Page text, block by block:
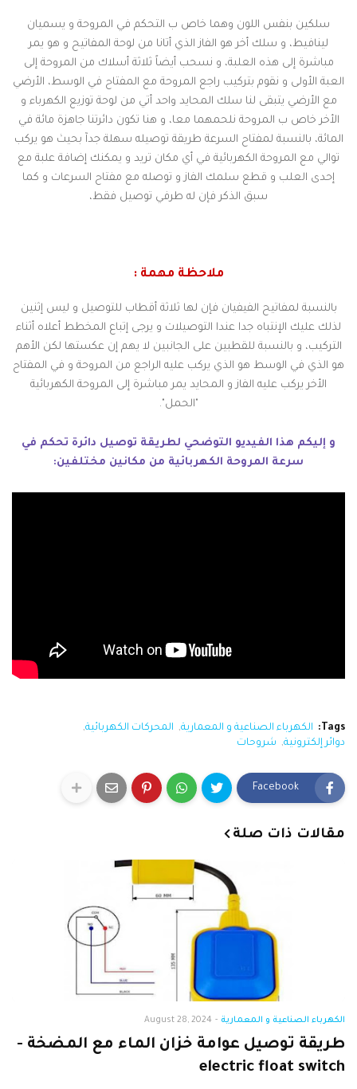
سلكين بنفس اللون وهما خاص ب التحكم في المروحة و يسميان
لينافيط، و سلك أخر هو الفاز الذي أتانا من لوحة المفاتيح و هو يمر
مباشرة إلى هذه العلبة، و نسحب أيضاً ثلاثة أسلاك من المروحة إلى
العبة الأولى و نقوم بتركيب راجع المروحة مع المفتاح في الوسط، الأرضي
مع الأرضي يتبقى لنا سلك المحايد واحد أتي من لوحة توزيع الكهرباء و
الأخر خاص ب المروحة نلحمهما معا، و هنا تكون دائرتنا جاهزة مائة في
المائة، بالنسبة لمفتاح السرعة طريقة توصيله سهلة جدآ بحيث هو يركب
توالي مع المروحة الكهربائية في أي مكان تريد و يمكنك إضافة علبة مع
إحدى العلب و قطع سلمك الفاز و توصله مع مفتاح السرعات و كما
سبق الذكر فإن له طرفي توصيل فقط،
ملاحظة مهمة :
بالنسبة لمفاتيح الفيفيان فإن لها ثلاثة أقطاب للتوصيل و ليس إثنين
لذلك عليك الإنتباه جدا عندا التوصيلات و يرجى إتباع المخطط أعلاه أثناء
التركيب، و بالنسبة للقطبين على الجانبين لا يهم إن عكستها لكن الأهم
هو الذي في الوسط هو الذي يركب عليه الراجع من المروحة و في المفتاح
الأخر يركب عليه الفاز و المحايد يمر مباشرة إلى المروحة الكهربائية
"الحمل".
و إليكم هذا الفيديو التوضحي لطريقة توصيل دائرة تحكم في
سرعة المروحة الكهربائية من مكانين مختلفين:
Tags: الكهرباء الصناعية و المعمارية
المحركات الكهربائية
دوائر إلكترونية
شروحات
Facebook
مقالات ذات صلة
الكهرباء الصناعية و المعمارية -
August 28, 2024
طريقة توصيل عوامة خزان الماء مع المضخة -
electric float switch